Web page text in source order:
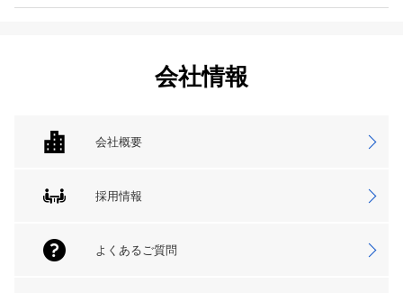
会社情報
会社概要
採用情報
よくあるご質問